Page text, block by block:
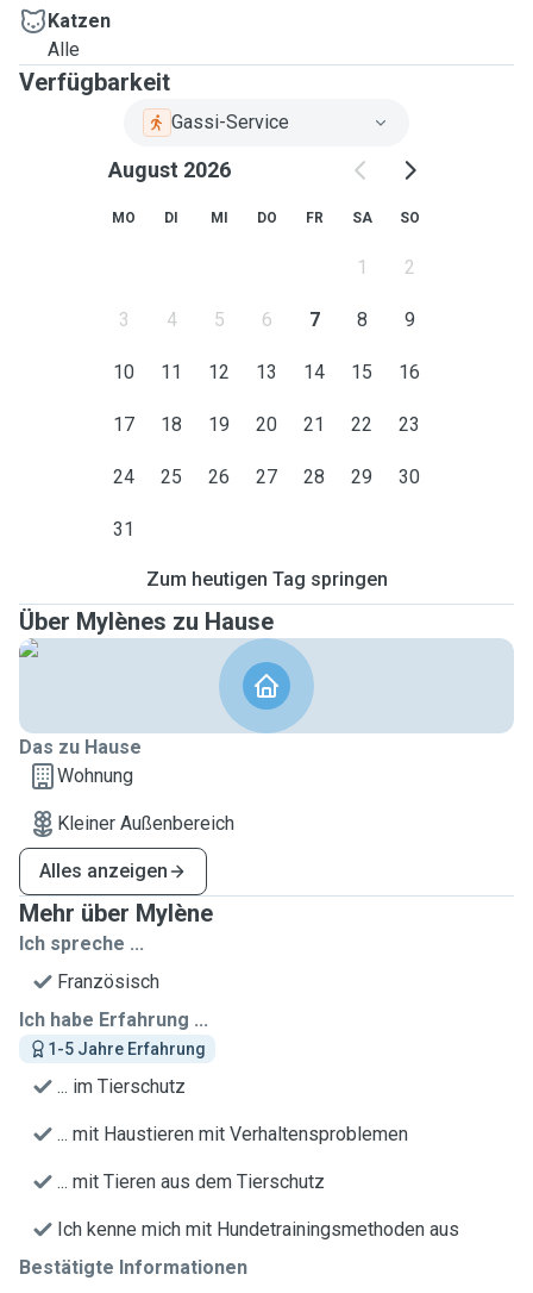
Katzen
Alle
Verfügbarkeit
Gassi-Service
August 2026
MO DI MI DO FR SA SO
1 2
3 4 5 6 7 8 9
10 11 12 13 14 15 16
17 18 19 20 21 22 23
24 25 26 27 28 29 30
31
Zum heutigen Tag springen
Über Mylènes zu Hause
Das zu Hause
Wohnung
Kleiner Außenbereich
Alles anzeigen
Mehr über Mylène
Ich spreche ...
Französisch
Ich habe Erfahrung ...
1-5 Jahre Erfahrung
... im Tierschutz
... mit Haustieren mit Verhaltensproblemen
... mit Tieren aus dem Tierschutz
Ich kenne mich mit Hundetrainingsmethoden aus
Bestätigte Informationen